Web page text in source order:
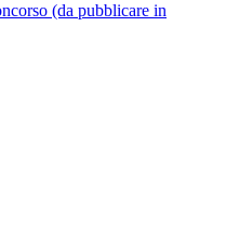
(da pubblicare in